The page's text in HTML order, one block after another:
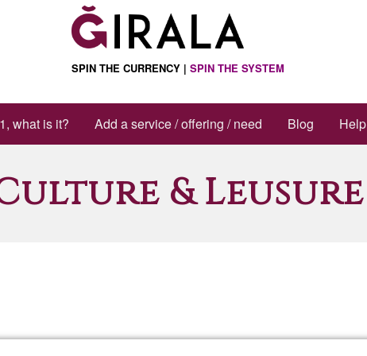
SPIN THE CURRENCY |SPIN THE SYSTEM
what is it? Add a service / offering / need Blog Help
& Leusure